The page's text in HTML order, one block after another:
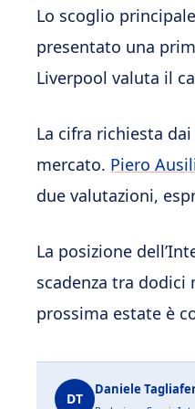
Lo scoglio
presentato una
Liverpool valuta il
La cifra richiesta dai
mercato. Piero
due valutazioni,
La posizione
scadenza tra dodici
prossima estate è
DT
Daniele